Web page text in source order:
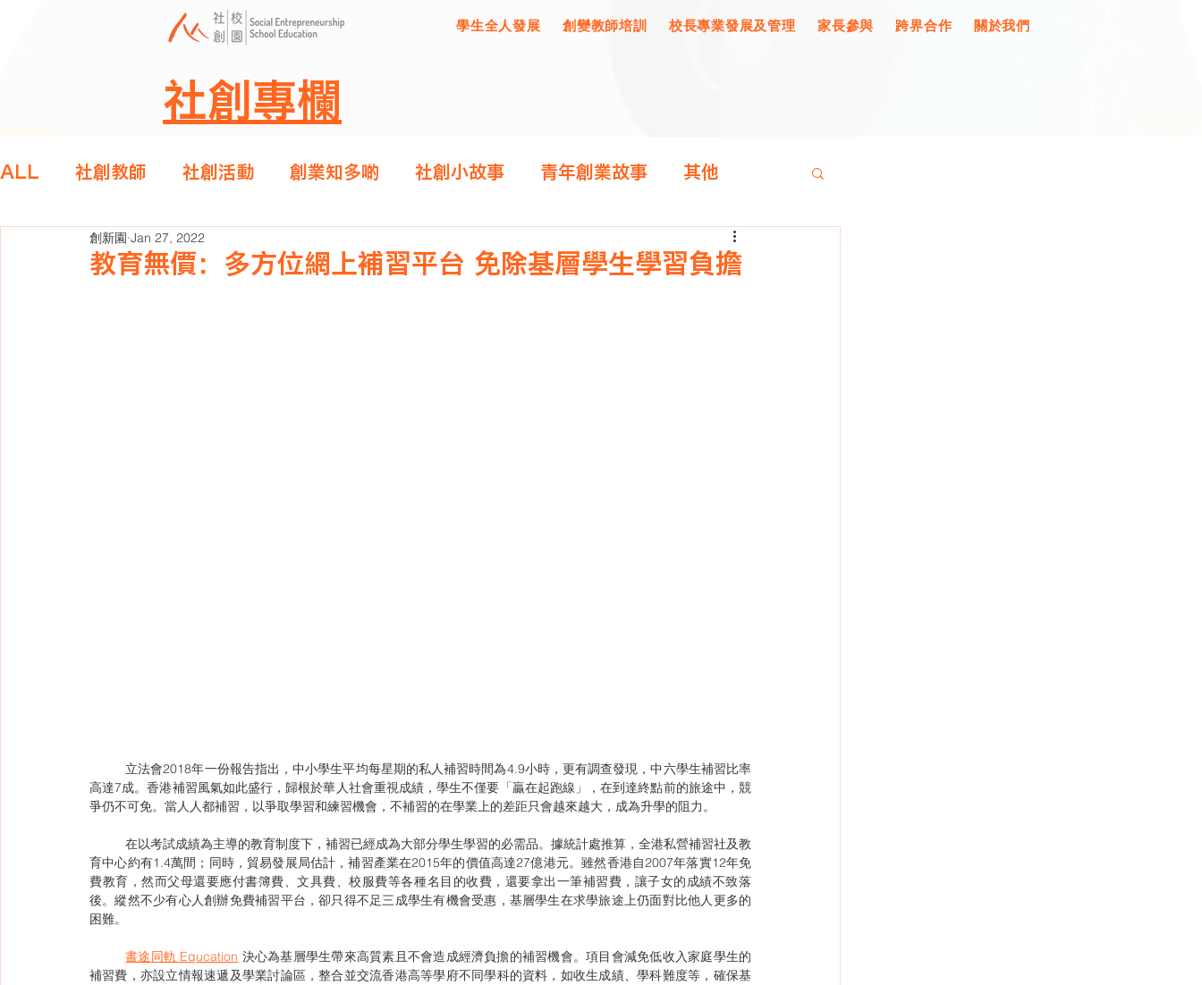
學生全人發展 創變教師培訓 校長專業發展及管理 家長參與 跨界合作 關於我們
社創專欄
ALL 社創教師 社創活動 創業知多啲 社創小故事 青年創業故事 其他
教育無價：多方位網上補習平台 免除基層學生學習負擔
創新園 Jan 27, 2022
高達7成。香港補習風氣如此盛行，歸根於華人社會重視成績，學生不僅要「贏在起跑線」，在到達終點前的旅途中，競
爭仍不可免。當人人都補習，以爭取學習和練習機會，不補習的在學業上的差距只會越來越大，成為升學的阻力。
育中心約有1.4萬間；同時，貿易發展局估計，補習產業在2015年的價值高達27億港元。雖然香港自2007年落實12年免
費教育，然而父母還要應付書簿費、文具費、校服費等各種名目的收費，還要拿出一筆補習費，讓子女的成績不致落
後。縱然不少有心人創辦免費補習平台，卻只得不足三成學生有機會受惠，基層學生在求學旅途上仍面對比他人更多的
困難。
書途同軌 Equcation 決心為基層學生帶來高質素且不會造成經濟負擔的補習機會。項目會減免低收入家庭學生的
補習費，亦設立情報速遞及學業討論區，整合並交流香港高等學府不同學科的資料，如收生成績、學科難度等，確保基